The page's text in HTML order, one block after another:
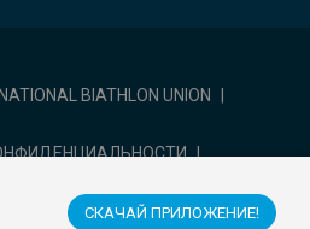
СКАЧАЙ ПРИЛОЖЕНИЕ!
BIATHLON UNION
|
НАСТРОЙКИ ФАЙЛОВ COOKIE